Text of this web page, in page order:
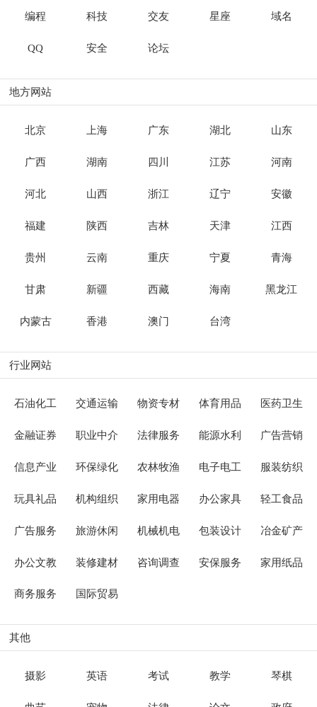
编程 科技 交友 星座 域名
QQ 安全 论坛
地方网站
北京 上海 广东 湖北 山东
广西 湖南 四川 江苏 河南
河北 山西 浙江 辽宁 安徽
福建 陕西 吉林 天津 江西
贵州 云南 重庆 宁夏 青海
甘肃 新疆 西藏 海南 黑龙江
内蒙古 香港 澳门 台湾
行业网站
石油化工 交通运输 物资专材 体育用品 医药卫生
金融证券 职业中介 法律服务 能源水利 广告营销
信息产业 环保绿化 农林牧渔 电子电工 服装纺织
玩具礼品 机构组织 家用电器 办公家具 轻工食品
广告服务 旅游休闲 机械机电 包装设计 冶金矿产
办公文教 装修建材 咨询调查 安保服务 家用纸品
商务服务 国际贸易
其他
摄影 英语 考试 教学 琴棋